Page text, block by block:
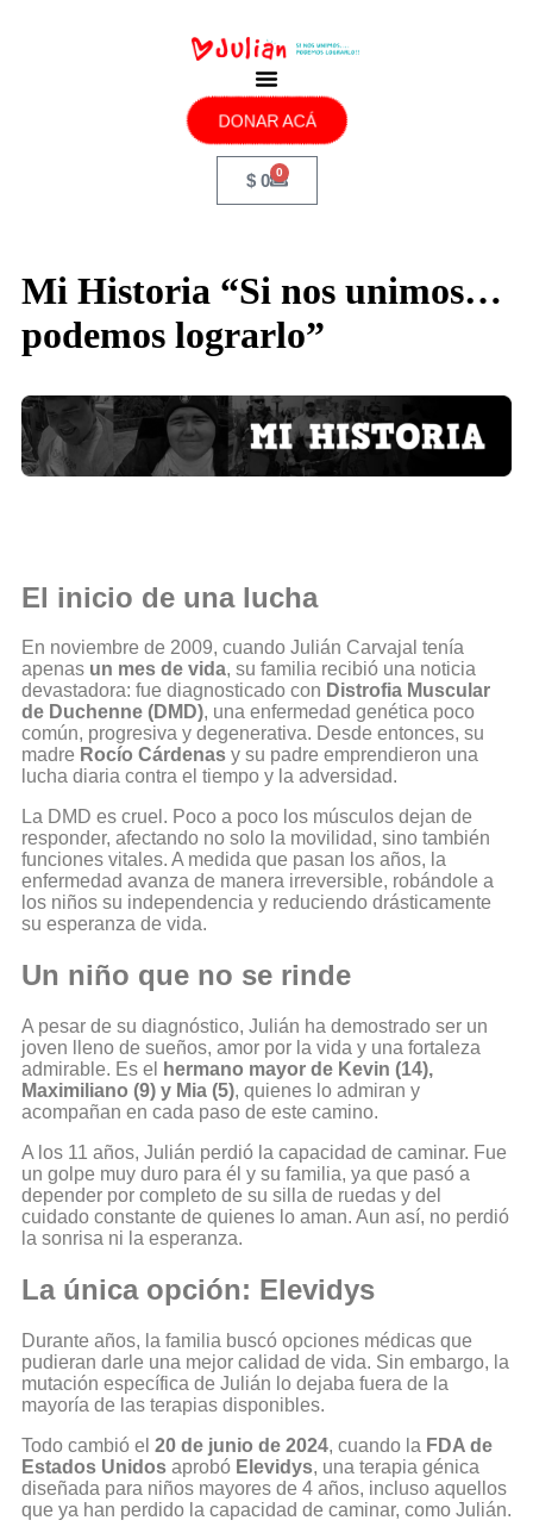
DONAR ACÁ
$0 0
Mi Historia “Si nos unimos…
podemos lograrlo”
El inicio de una lucha
En noviembre de 2009, cuando Julián Carvajal tenía
apenas un mes de vida, su familia recibió una noticia
devastadora: fue diagnosticado con Distrofia Muscular
de Duchenne (DMD), una enfermedad genética poco
común, progresiva y degenerativa. Desde entonces, su
madre Rocío Cárdenas y su padre emprendieron una
lucha diaria contra el tiempo y la adversidad.
La DMD es cruel. Poco a poco los músculos dejan de
responder, afectando no solo la movilidad, sino también
funciones vitales. A medida que pasan los años, la
enfermedad avanza de manera irreversible, robándole a
los niños su independencia y reduciendo drásticamente
su esperanza de vida.
Un niño que no se rinde
A pesar de su diagnóstico, Julián ha demostrado ser un
joven lleno de sueños, amor por la vida y una fortaleza
admirable. Es el
hermano mayor de Kevin (14),
Maximiliano (9) y Mia (5), quienes lo admiran y
acompañan en cada paso de este camino.
A los 11 años, Julián perdió la capacidad de caminar. Fue
un golpe muy duro para él y su familia, ya que pasó a
depender por completo de su silla de ruedas y del
cuidado constante de quienes lo aman. Aun así, no perdió
la sonrisa ni la esperanza.
La única opción: Elevidys
Durante años, la familia buscó opciones médicas que
pudieran darle una mejor calidad de vida. Sin embargo, la
mutación específica de Julián lo dejaba fuera de la
mayoría de las terapias disponibles.
Todo cambió el 20 de junio de 2024, cuando la FDA de
Estados Unidos aprobó Elevidys, una terapia génica
diseñada para niños mayores de 4 años, incluso aquellos
que ya han perdido la capacidad de caminar, como Julián.